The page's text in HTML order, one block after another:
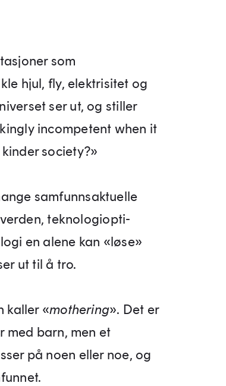
som
hjul, fly, elektrisitet og
ser ut, og stiller
incompetent when it
society?»
samfunnsaktuelle
teknologi­opti­
en alene kan «løse»
ut til å tro.
kaller «mothering». Det er
med barn, men et
på noen eller noe, og